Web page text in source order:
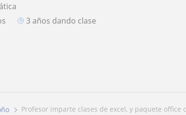
3 años dando clase
profesor imparte clases de excel, y paquete office